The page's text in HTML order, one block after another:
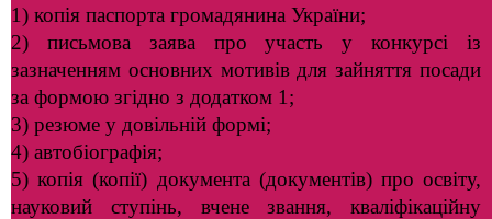
1) копія паспорта громадянина України;
2) письмова заява про участь у конкурсі із
зазначенням основних мотивів для зайняття посади
за формою згідно з додатком 1;
3) резюме у довільній формі;
4) автобіографія;
5) копія (копії) документа (документів) про освіту,
науковий ступінь, вчене звання, кваліфікаційну